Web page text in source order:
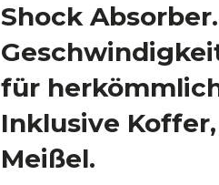
Shock
für
Inklusive
Meißel.